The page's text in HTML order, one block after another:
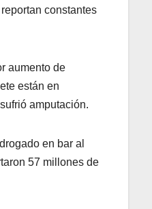
constantes
aumento de
están en
amputación.
en bar al
57 millones de